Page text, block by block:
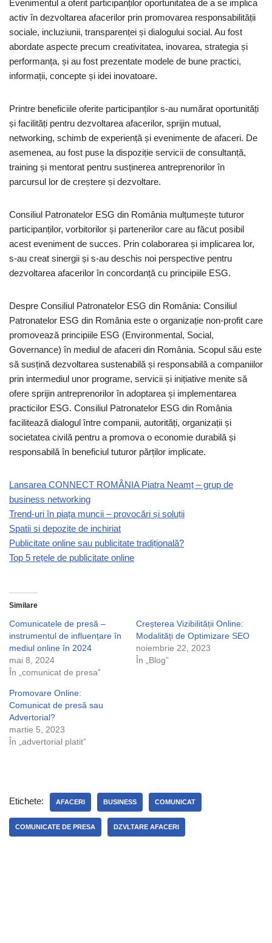
Evenimentul a oferit participanților oportunitatea de a se implica
activ în dezvoltarea afacerilor prin promovarea responsabilității
sociale, incluziunii, transparenței și dialogului social. Au fost
abordate aspecte precum creativitatea, inovarea, strategia și
performanța, și au fost prezentate modele de bune practici,
informații, concepte și idei inovatoare.
Printre beneficiile oferite participanților s-au numărat oportunități
și facilități pentru dezvoltarea afacerilor, sprijin mutual,
networking, schimb de experiență și evenimente de afaceri. De
asemenea, au fost puse la dispoziție servicii de consultanță,
training și mentorat pentru susținerea antreprenorilor în
parcursul lor de creștere și dezvoltare.
Consiliul Patronatelor ESG din România mulțumește tuturor
participanților, vorbitorilor și partenerilor care au făcut posibil
acest eveniment de succes. Prin colaborarea și implicarea lor,
s-au creat sinergii și s-au deschis noi perspective pentru
dezvoltarea afacerilor în concordanță cu principiile ESG.
Despre Consiliul Patronatelor ESG din România: Consiliul
Patronatelor ESG din România este o organizație non-profit care
promovează principiile ESG (Environmental, Social,
Governance) în mediul de afaceri din România. Scopul său este
să susțină dezvoltarea sustenabilă și responsabilă a companiilor
prin intermediul unor programe, servicii și inițiative menite să
ofere sprijin antreprenorilor în adoptarea și implementarea
practicilor ESG. Consiliul Patronatelor ESG din România
facilitează dialogul între companii, autorități, organizații și
societatea civilă pentru a promova o economie durabilă și
responsabilă în beneficiul tuturor părților implicate.
Lansarea CONNECT ROMÂNIA Piatra Neamț – grup de
business networking
Trend-uri în piața muncii – provocări și soluții
Spatii si depozite de inchiriat
Publicitate online sau publicitate tradițională?
Top 5 rețele de publicitate online
Similare
Comunicatele de presă –
instrumentul de influențare în
mediul online în 2024
mai 8, 2024
În „comunicat de presa”
Creșterea Vizibilității Online:
Modalități de Optimizare SEO
noiembrie 22, 2023
În „Blog”
Promovare Online:
Comunicat de presă sau
Advertorial?
martie 5, 2023
În „advertorial platit”
Etichete: AFACERI BUSINESS COMUNICAT
COMUNICATE DE PRESA DZVLTARE AFACERI